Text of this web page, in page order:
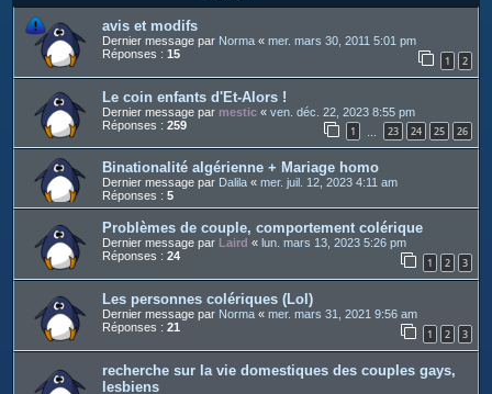
avis et modifs
Dernier message par Norma « mer. mars 30, 2011 5:01 pm
Réponses : 15 1 2
Le coin enfants d'Et-Alors !
Dernier message par mestic « ven. déc. 22, 2023 8:55 pm
Réponses : 259 1 23 24 25 26
Binationalité algérienne + Mariage homo
Dernier message par Dalila « mer. juil. 12, 2023 4:11 am
Réponses : 5
Problèmes de couple, comportement colérique
Dernier message par Laird « lun. mars 13, 2023 5:26 pm
Réponses : 24 1 2 3
Les personnes colériques (Lol)
Dernier message par Norma « mer. mars 31, 2021 9:56 am
Réponses : 21 1 2 3
recherche sur la vie domestiques des couples gays,
lesbiens